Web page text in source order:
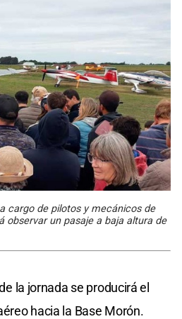
cargo de pilotos y mecánicos de
observar un pasaje a baja altura de
la jornada se producirá el
hacia la Base Morón.